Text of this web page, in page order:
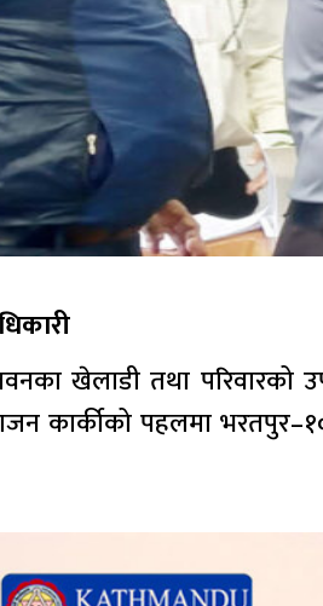
खेलाडी तथा परिवारको
कार्कीको पहलमा